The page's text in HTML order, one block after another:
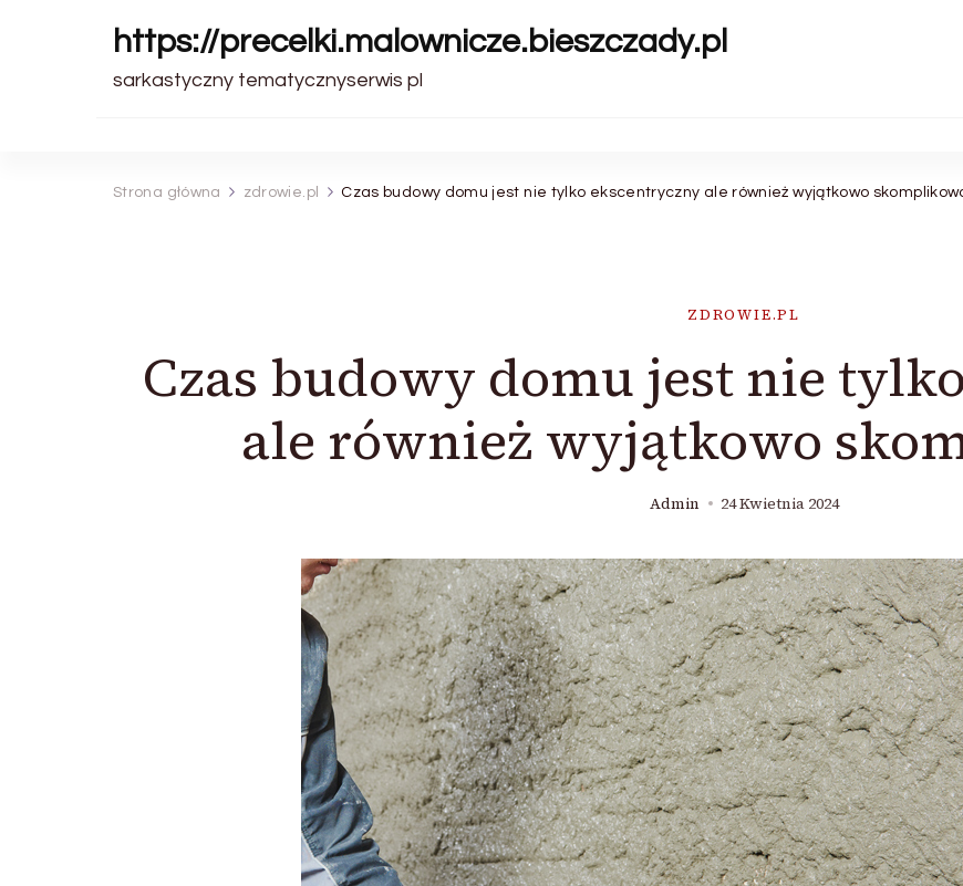
https://precelki.malownicze.bieszczady.pl
sarkastyczny tematycznyserwis pl
Strona główna zdrowie.pl Czas budowy domu jest nie tylko ekscentryczny ale również wyjątkowo
ZDROWIE.PL
Czas budowy domu jest nie
ale również wyjątkowo
Admin 24 Kwietnia 2024